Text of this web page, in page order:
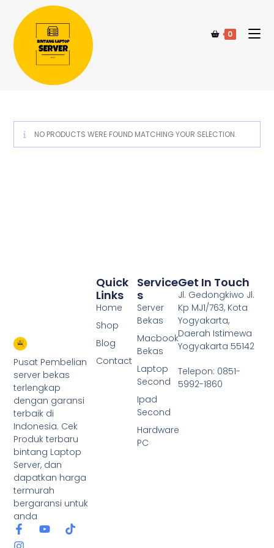
0
NO PRODUCTS WERE FOUND MATCHING YOUR SELECTION.
Pusat Pembelian
server bekas
terlengkap
dengan garansi
terbaik di
Indonesia. Cek
Produk terbaru
bintang Laptop
Server, dan
dapatkan harga
termurah
bergaransi untuk
anda
Service
S
Server
Bekas
Macbook
Bekas
Laptop
Second
Ipad
Second
Hardware
PC
Quick
Links
Home
Shop
Blog
Contact
Get In Touch
Jl. Gedongkiwo Jl.
Kp MJ1/763, Kota
Yogyakarta,
Daerah Istimewa
Yogyakarta 55142
Telepon: 0851-
5992-1860